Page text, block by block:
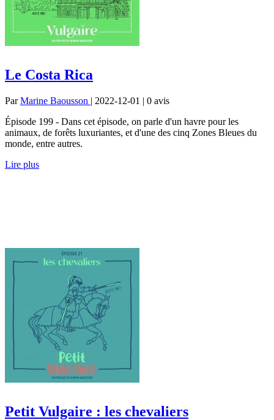
Le Costa Rica
ParMarine Baousson | 2022-12-01 | 0 avis
Épisode 199 - Dans cet épisode, on parle d'un havre pour les
animaux, de forêts luxuriantes, et d'une des cinq Zones Bleues du
monde, entre autres.
Lire plus
Petit Vulgaire : les chevaliers